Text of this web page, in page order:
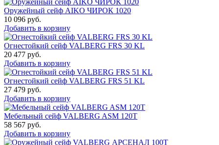
Оружейный сейф AIKO ЧИРОК 1020
10 096 руб.
Добавить в корзину
Огнестойкий сейф VALBERG FRS 30 KL
20 477 руб.
Добавить в корзину
Огнестойкий сейф VALBERG FRS 51 KL
27 479 руб.
Добавить в корзину
Мебельный сейф VALBERG ASM 120T
58 567 руб.
Добавить в корзину